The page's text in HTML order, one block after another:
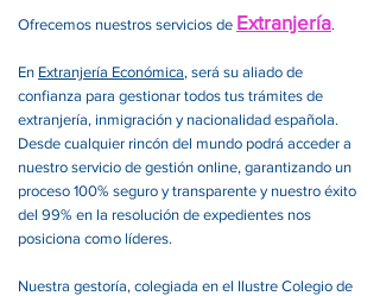
Ofrecemos nuestros servicios de Extranjería.
En Extranjería Económica, será su aliado de
confianza para gestionar todos tus trámites de
extranjería, inmigración y nacionalidad española.
Desde cualquier rincón del mundo podrá acceder a
nuestro servicio de gestión online, garantizando un
proceso 100% seguro y transparente y nuestro éxito
del 99% en la resolución de expedientes nos
posiciona como líderes.
Nuestra gestoría, colegiada en el Ilustre Colegio de